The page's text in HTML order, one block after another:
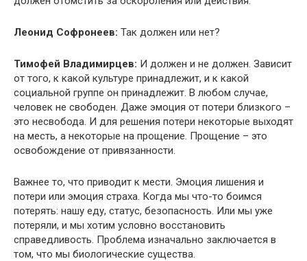
Леонид Софронеев: Так должен или нет?
Тимофей Владимирцев: И должен и не должен. Зависит
от того, к какой культуре принадлежит, и к какой
социальной группе он принадлежит. В любом случае,
человек не свободен. Даже эмоция от потери близкого –
это несвобода. И для решения потери некоторые выходят
на месть, а некоторые на прощение. Прощение – это
освобождение от привязанности.
Важнее то, что приводит к мести. Эмоция лишения и
потери или эмоция страха. Когда мы что-то боимся
потерять: нашу еду, статус, безопасность. Или мы уже
потеряли, и мы хотим условно восстановить
справедливость. Проблема изначально заключается в
том, что мы биологические существа.